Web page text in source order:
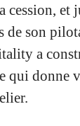
cession, et
de son
a
qui donne